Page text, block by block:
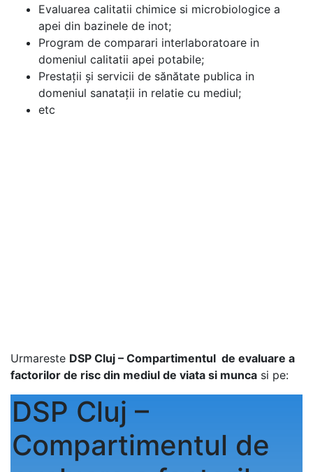
Evaluarea calitatii chimice si microbiologice a
apei din bazinele de inot;
Program de comparari interlaboratoare in
domeniul calitatii apei potabile;
Prestaţii şi servicii de sănătate publica in
domeniul sanataţii in relatie cu mediul;
etc
Urmareste DSP Cluj – Compartimentul de evaluare a
factorilor de risc din mediul de viata si munca si pe:
DSP Cluj –
Compartimentul de